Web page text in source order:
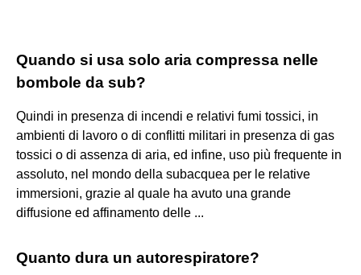
Quando si usa solo aria compressa nelle
bombole da sub?
Quindi in presenza di incendi e relativi fumi tossici, in
ambienti di lavoro o di conflitti militari in presenza di gas
tossici o di assenza di aria, ed infine, uso più frequente in
assoluto, nel mondo della subacquea per le relative
immersioni, grazie al quale ha avuto una grande
diffusione ed affinamento delle ...
Quanto dura un autorespiratore?